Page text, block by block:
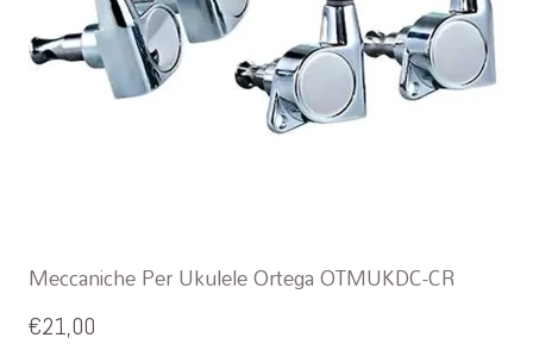
Meccaniche Per Ukulele Ortega OTMUKDC-CR
€21,00